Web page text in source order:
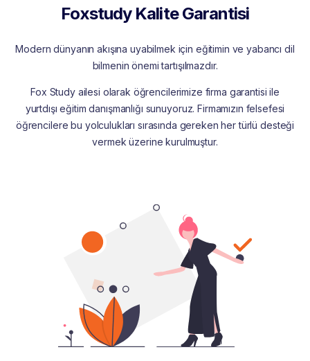
Foxstudy Kalite Garantisi
Modern dünyanın akışına uyabilmek için eğitimin ve yabancı dil
bilmenin önemi tartışılmazdır.
Fox Study ailesi olarak öğrencilerimize firma garantisi ile
yurtdışı eğitim danışmanlığı sunuyoruz. Firmamızın felsefesi
öğrencilere bu yolculukları sırasında gereken her türlü desteği
vermek üzerine kurulmuştur.